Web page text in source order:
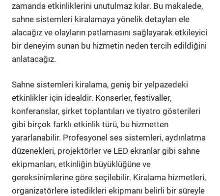
zamanda etkinliklerini unutulmaz kılar. Bu makalede,
sahne sistemleri kiralamaya yönelik detayları ele
alacağız ve olayların patlamasını sağlayarak etkileyici
bir deneyim sunan bu hizmetin neden tercih edildiğini
anlatacağız.
Sahne sistemleri kiralama, geniş bir yelpazedeki
etkinlikler için idealdir. Konserler, festivaller,
konferanslar, şirket toplantıları ve tiyatro gösterileri
gibi birçok farklı etkinlik türü, bu hizmetten
yararlanabilir. Profesyonel ses sistemleri, aydınlatma
düzenekleri, projektörler ve LED ekranlar gibi sahne
ekipmanları, etkinliğin büyüklüğüne ve
gereksinimlerine göre seçilebilir. Kiralama hizmetleri,
organizatörlere istedikleri ekipmanı belirli bir süreyle